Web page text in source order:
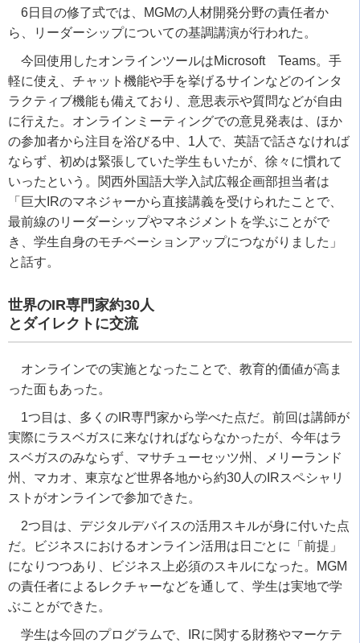
6日目の修了式では、MGMの人材開発分野の責任者か
ら、リーダーシップについての基調講演が行われた。
今回使用したオンラインツールはMicrosoft Teams。手
軽に使え、チャット機能や手を挙げるサインなどのインタ
ラクティブ機能も備えており、意思表示や質問などが自由
に行えた。オンラインミーティングでの意見発表は、ほか
の参加者から注目を浴びる中、1人で、英語で話さなければ
ならず、初めは緊張していた学生もいたが、徐々に慣れて
いったという。関西外国語大学入試広報企画部担当者は
「巨大IRのマネジャーから直接講義を受けられたことで、
最前線のリーダーシップやマネジメントを学ぶことがで
き、学生自身のモチベーションアップにつながりました」
と話す。
世界のIR専門家約30人
とダイレクトに交流
オンラインでの実施となったことで、教育的価値が高ま
った面もあった。
1つ目は、多くのIR専門家から学べた点だ。前回は講師が
実際にラスベガスに来なければならなかったが、今年はラ
スベガスのみならず、マサチューセッツ州、メリーランド
州、マカオ、東京など世界各地から約30人のIRスペシャリ
ストがオンラインで参加できた。
2つ目は、デジタルデバイスの活用スキルが身に付いた点
だ。ビジネスにおけるオンライン活用は日ごとに「前提」
になりつつあり、ビジネス上必須のスキルになった。MGM
の責任者によるレクチャーなどを通して、学生は実地で学
ぶことができた。
学生は今回のプログラムで、IRに関する財務やマーケテ